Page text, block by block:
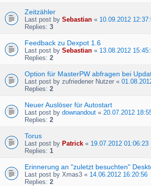
Zeitzähler
Last post by Sebastian « 10.09.2012
Replies: 3
Feedback zu Dexpot 1.6
Last post by Sebastian « 13.08.2012
Replies: 2
Option für MasterPW abfragen bei
Last post by zufriedener Nutzer «
Replies: 2
Neuer Auslöser für Autostart
Last post by downandout « 20.07.2012
Replies: 2
Torus
Last post by Patrick « 19.07.2012 01:06:23
Replies: 1
Erinnerung an "zuletzt besuchten"
Last post by Xmas3 « 14.06.2012 16:20:56
Replies: 2